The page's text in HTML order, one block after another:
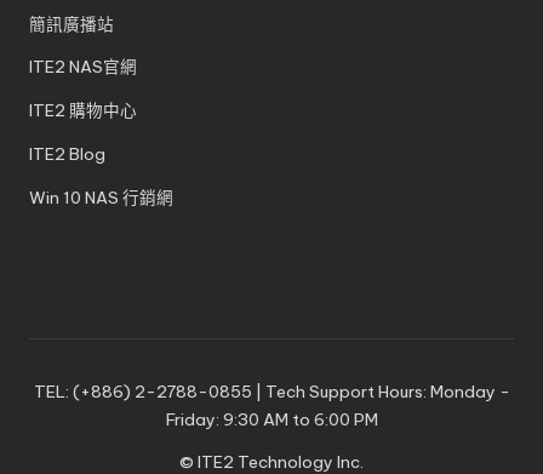
簡訊廣播站
ITE2 NAS官網
ITE2 購物中心
ITE2 Blog
Win 10 NAS 行銷網
TEL: (+886) 2-2788-0855 | Tech Support Hours: Monday -
Friday: 9:30 AM to 6:00 PM
© ITE2 Technology Inc.